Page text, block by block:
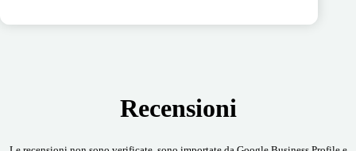
Recensioni